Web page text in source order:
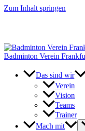
Zum Inhalt springen
Badminton Verein
Das sind wir
Verein
Vision
Teams
Trainer
Mach mit